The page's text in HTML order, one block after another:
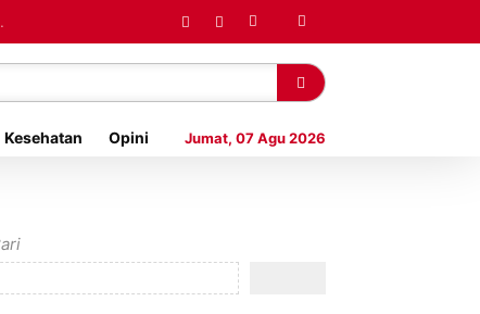
Kesehatan Opini Jumat, 07 Agu 2026